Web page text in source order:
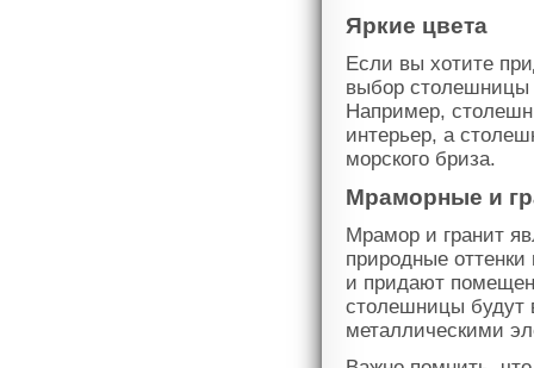
Яркие цвета
Если вы хотите
выбор
Например,
интерьер, а
морского бриза.
Мраморные и
Мрамор и гранит
природные
и придают
столешницы будут
металлическими